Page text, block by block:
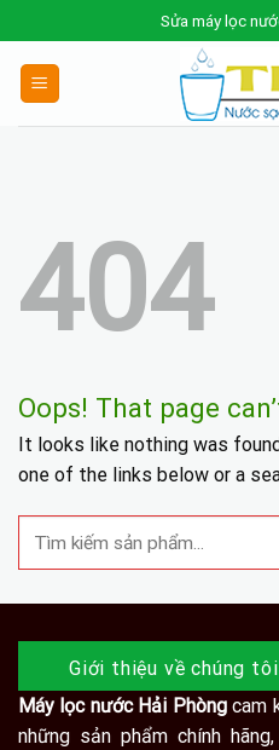
to
content
Sửa máy lọc
404
Oops! That page
It looks like nothing was
one of the links below or a
Giới thiệu về chúng tôi
Máy lọc nước Hải Phòngcam
những sản phẩm chính